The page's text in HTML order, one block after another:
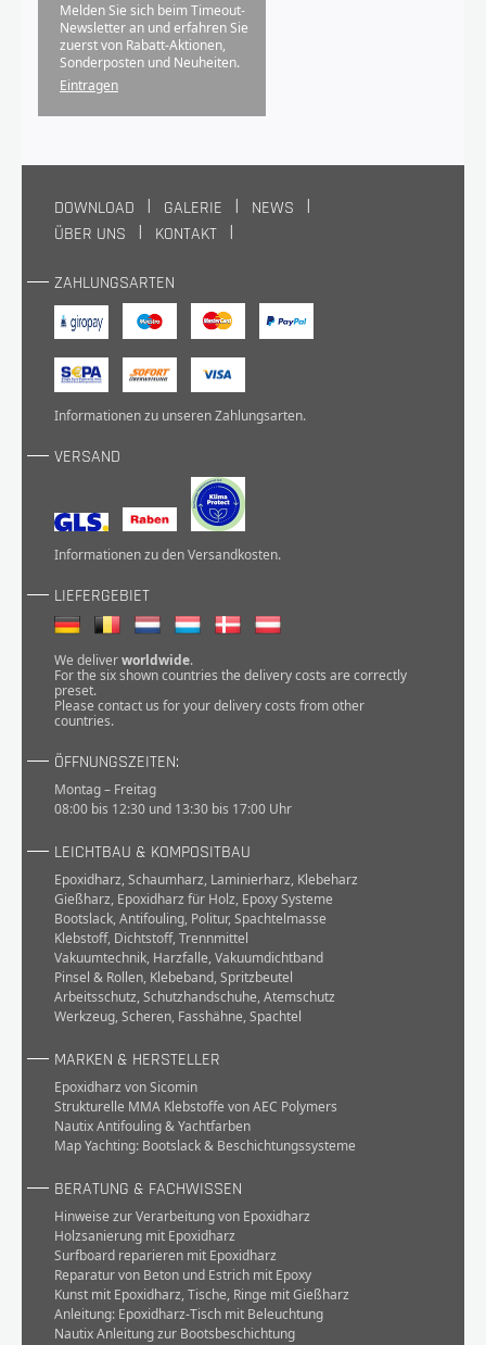
Melden Sie sich beim Timeout-
Newsletter an und erfahren Sie
zuerst von Rabatt-Aktionen,
Sonderposten und Neuheiten.
Eintragen
DOWNLOAD GALERIE
NEWS
ÜBER UNS
KONTAKT
ZAHLUNGSARTEN
Informationen zu unserenZahlungsarten.
VERSAND
Informationen zu denVersandkosten.
LIEFERGEBIET
We deliverworldwide.
For the six shown countries the delivery costs are correctly
preset.
Please contact us for your delivery costs from other
countries.
ÖFFNUNGSZEITEN:
Montag – Freitag
08:00 bis 12:30 und 13:30 bis 17:00 Uhr
LEICHTBAU & KOMPOSITBAU
Epoxidharz, Schaumharz, Laminierharz, Klebeharz
Gießharz, Epoxidharz für Holz, Epoxy Systeme
Bootslack, Antifouling, Politur, Spachtelmasse
Klebstoff, Dichtstoff, Trennmittel
Vakuumtechnik, Harzfalle, Vakuumdichtband
Pinsel & Rollen, Klebeband, Spritzbeutel
Arbeitsschutz, Schutzhandschuhe, Atemschutz
Werkzeug, Scheren, Fasshähne, Spachtel
MARKEN & HERSTELLER
Epoxidharz von Sicomin
Strukturelle MMA Klebstoffe von AEC Polymers
Nautix Antifouling & Yachtfarben
Map Yachting: Bootslack & Beschichtungssysteme
BERATUNG & FACHWISSEN
Hinweise zur Verarbeitung von Epoxidharz
Holzsanierung mit Epoxidharz
Surfboard reparieren mit Epoxidharz
Reparatur von Beton und Estrich mit Epoxy
Kunst mit Epoxidharz, Tische, Ringe mit Gießharz
Anleitung: Epoxidharz-Tisch mit Beleuchtung
Nautix Anleitung zur Bootsbeschichtung